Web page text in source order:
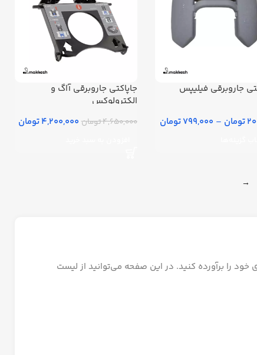
جاروبرقی فیلیپس
– 799,000 تومان
جاپاکتی جاروبرقی آاگ و
الکترولوکس
4,650,000 تومان 4,200,000 تومان
→
خود را برآورده کنید. در این صفحه می‌توانید از لیست